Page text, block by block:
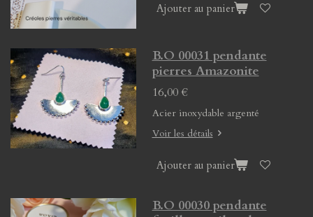
Ajouter au panier
B.O 00031 pendante
pierres Amazonite
16,00 €
Acier inoxydable argenté
Voir les détails
Ajouter au panier
B.O 00030 pendante